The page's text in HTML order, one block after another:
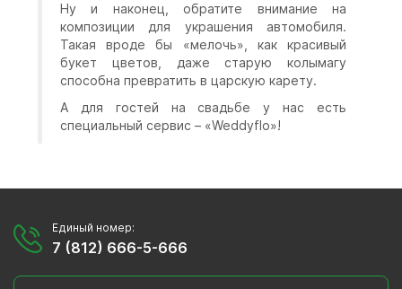
Ну и наконец, обратите внимание на
композиции для украшения автомобиля.
Такая вроде бы «мелочь», как красивый
букет цветов, даже старую колымагу
способна превратить в царскую карету.
А для гостей на свадьбе у нас есть
специальный сервис – «Weddyflo»!
Единый номер:
7 (812) 666-5-666